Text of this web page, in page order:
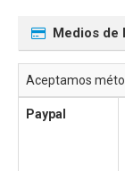
Medios de
Aceptamos
Paypal